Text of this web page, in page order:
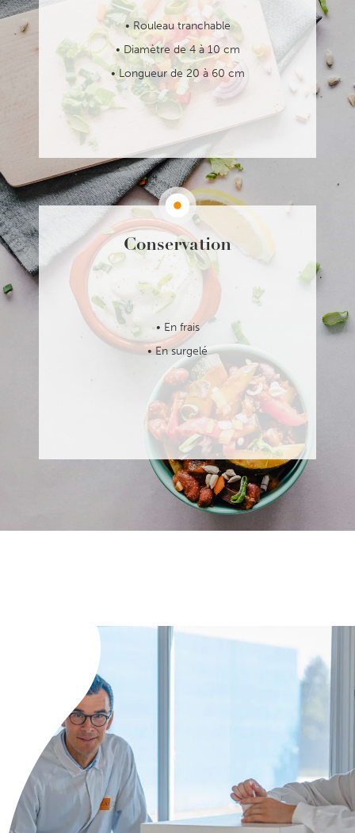
Rouleau tranchable
Diamètre de 4 à 10 cm
Longueur de 20 à 60 cm
Conservation
En frais
En surgelé